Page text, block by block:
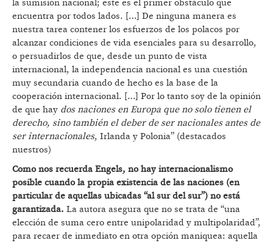
la sumisión nacional; este es el primer obstáculo que
encuentra por todos lados. […] De ninguna manera es
nuestra tarea contener los esfuerzos de los polacos por
alcanzar condiciones de vida esenciales para su desarrollo,
o persuadirlos de que, desde un punto de vista
internacional, la independencia nacional es una cuestión
muy secundaria cuando de hecho es la base de la
cooperación internacional. […] Por lo tanto soy de la opinión
de que hay dos naciones en Europa que no solo tienen el
derecho, sino también el deber de ser nacionales antes de
ser internacionales, Irlanda y Polonia” (destacados
nuestros)
Como nos recuerda Engels, no hay internacionalismo
posible cuando la propia existencia de las naciones (en
particular de aquellas ubicadas “al sur del sur”) no está
garantizada. La autora asegura que no se trata de “una
elección de suma cero entre unipolaridad y multipolaridad”,
para recaer de inmediato en otra opción maniquea: aquella